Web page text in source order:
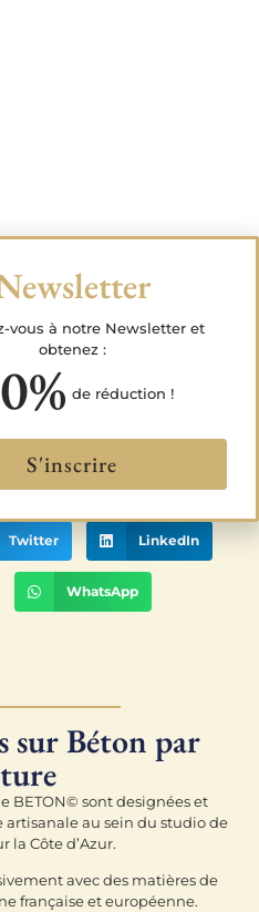
utilisez une eau
microfibre, et il sera
!
Twitter LinkedIn
WhatsApp
sur Béton par
BETON© sont designées et
artisanale au sein du studio de
la Côte d’Azur.
avec des matières de
française et européenne.
vous à notre Newsletter et
obtenez :
de réduction !
S'inscrire